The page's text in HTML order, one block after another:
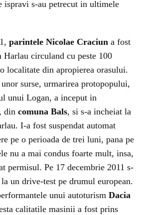
ispravi s-au petrecut in ultimele
parintele Nicolae Craciun a fost
circuland cu peste 100
localitate din apropierea orasului.
surse, urmarirea protopopului,
unui Logan, a inceput in
, din comuna Bals, si s-a incheiat la
I-a fost suspendat automat
pe o perioada de trei luni, pana pe
nu a mai condus foarte mult, insa,
permisul. Pe 17 decembrie 2011 s-
un drive-test pe drumul european.
unui autoturism Dacia
calitatile masinii a fost prins